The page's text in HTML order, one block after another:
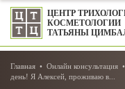
ЦЕНТР
КОСМЕТОЛОГИИ
ТАТЬЯНЫ
Главная Онлайн консультация
день! Я Алексей, проживаю в...